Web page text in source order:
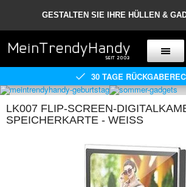
GESTALTEN SIE IHRE HÜLLEN &
30 TAGE
LK007 FLIP-SCREEN-
SPEICHERKARTE - WEISS